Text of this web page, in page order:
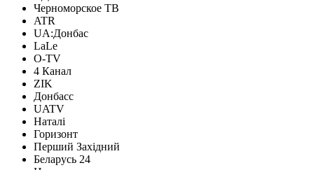
Черноморское ТВ
ATR
UA:Донбас
LaLe
O-TV
4 Канал
ZIK
Донбасс
UATV
Наталі
Горизонт
Перший Захiдний
Беларусь 24